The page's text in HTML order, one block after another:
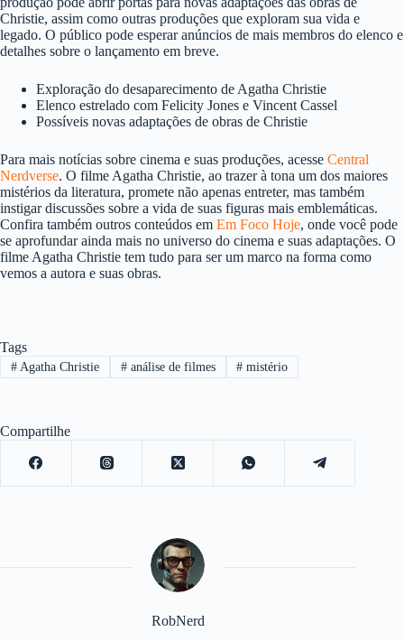
Christie, assim como outras produções que exploram sua vida e
legado. O público pode esperar anúncios de mais membros do elenco e
detalhes sobre o lançamento em breve.
Exploração do desaparecimento de Agatha Christie
Elenco estrelado com Felicity Jones e Vincent Cassel
Possíveis novas adaptações de obras de Christie
Para mais notícias sobre cinema e suas produções, acesse Central
Nerdverse. O filme Agatha Christie, ao trazer à tona um dos maiores
mistérios da literatura, promete não apenas entreter, mas também
instigar discussões sobre a vida de suas figuras mais emblemáticas.
Confira também outros conteúdos em Em Foco Hoje, onde você pode
se aprofundar ainda mais no universo do cinema e suas adaptações. O
filme Agatha Christie tem tudo para ser um marco na forma como
vemos a autora e suas obras.
Tags
#Agatha Christie #análise de filmes # mistério
Compartilhe
RobNerd